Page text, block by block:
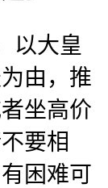
以大皇
由，推
坐高价
要相
困难可